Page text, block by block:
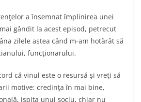
a însemnat împlinirea unei
gândit la acest episod, petrecut
zilele astea când m-am hotărât să
funcţionarului.
că vinul este o resursă şi vreţi să
motive: credinţa în mai bine,
ispita unui soclu, chiar nu